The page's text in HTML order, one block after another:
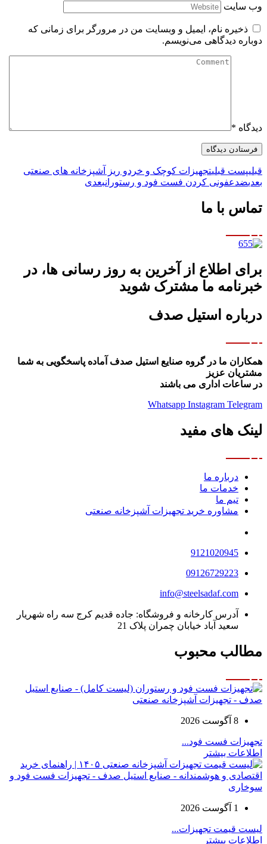
وب‌ سایت
ذخیره نام، ایمیل و وبسایت من در مرورگر برای زمانی که
دوباره دیدگاهی می‌نویسم.
دیدگاه *
قبلیپست قبلیتجهیزات کوچک و خردو ریز آشپزخانه های صنعتی
بعدیضدعفونی کردن فست فود و رستورانبعدی
تماس با ما
برای اطلاع از آخرین به روز رسانی ها، در
خبرنامه ما مشترک شوید
درباره استیل صدف
همکاران ما در گروه صنایع استیل صدف آماده پاسخگویی به شما
مشتریان عزیز
در ساعات اداری می باشند
Whatsapp Instagram Telegram
لینک های مفید
درباره ما
خدمات ما
تیم ما
مشاوره خرید تجهیزات آشپزخانه صنعتی
9121020945
09126729223
info@steelsadaf.com
آدرس کارخانه و فروشگاه: جاده قدیم کرج سه راه شهریار
سعید آباد خیابان چمران پلاک 21
مطالب محبوب
8 آگوست 2026
تجهیزات فست فود...
اطلاعات بیشتر
1 آگوست 2026
لیست قیمت تجهیزات...
اطلاعات بیشتر